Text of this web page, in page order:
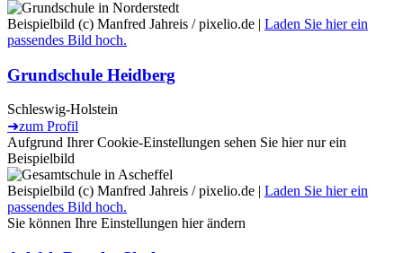
Beispielbild (c) Manfred Jahreis / pixelio.de | Laden Sie hier ein
passendes Bild hoch.
Grundschule Heidberg
Schleswig-Holstein
➜zum Profil
Aufgrund Ihrer Cookie-Einstellungen sehen Sie hier nur ein
Beispielbild
Beispielbild (c) Manfred Jahreis / pixelio.de | Laden Sie hier ein
passendes Bild hoch.
Sie können Ihre Einstellungen hierändern